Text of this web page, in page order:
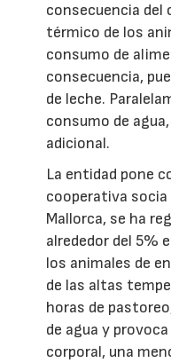
consecuencia del
térmico de los
consumo de
consecuencia,
de leche.
consumo de
adicional.
La entidad pone
cooperativa
Mallorca, se ha
alrededor del 5%
los animales de
de las altas
horas de
de agua y
corporal, una